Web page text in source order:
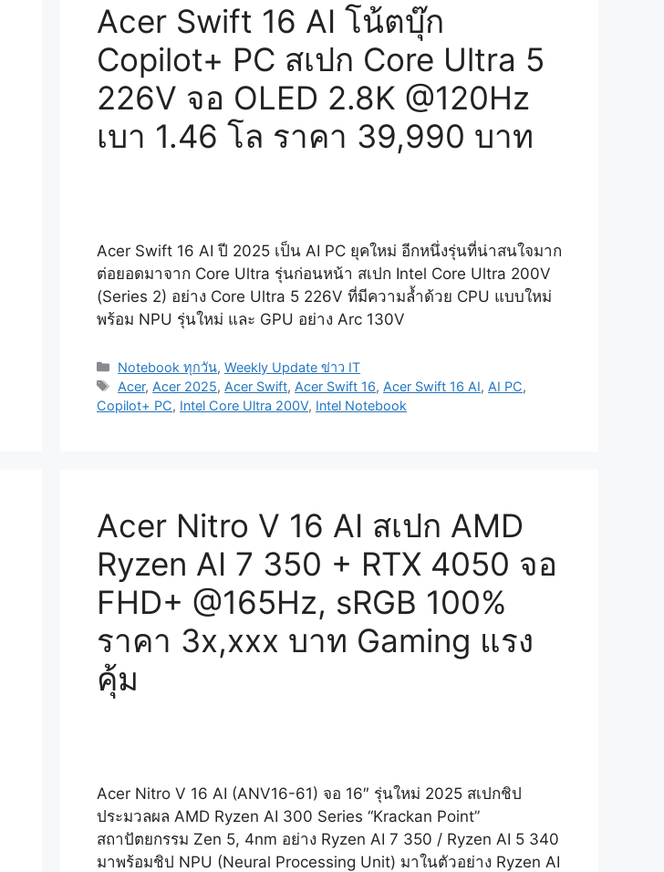
Acer Swift 16 AI โน้ตบุ๊ก
Copilot+ PC สเปก Core Ultra 5
226V จอ OLED 2.8K @120Hz
เบา 1.46 โล ราคา 39,990 บาท
Acer Swift 16 AI ปี 2025 เป็น AI PC ยุคใหม่ อีกหนึ่งรุ่นที่น่าสนใจมาก
ต่อยอดมาจาก Core Ultra รุ่นก่อนหน้า สเปก Intel Core Ultra 200V
(Series 2) อย่าง Core Ultra 5 226V ที่มีความล้ำด้วย CPU แบบใหม่
พร้อม NPU รุ่นใหม่ และ GPU อย่าง Arc 130V
Categories
Notebook ทุกวัน,Weekly Update ข่าว IT
Tags
Acer, Acer 2025, Acer Swift, Acer Swift 16, Acer Swift 16 AI, AI PC,
Copilot+ PC, Intel Core Ultra 200V, Intel Notebook
Acer Nitro V 16 AI สเปก AMD
Ryzen AI 7 350 + RTX 4050 จอ
FHD+ @165Hz, sRGB 100%
ราคา 3x,xxx บาท Gaming แรง
คุ้ม
Acer Nitro V 16 AI (ANV16-61) จอ 16″ รุ่นใหม่ 2025 สเปกชิป
ประมวลผล AMD Ryzen AI 300 Series “Krackan Point”
สถาปัตยกรรม Zen 5, 4nm อย่าง Ryzen AI 7 350 / Ryzen AI 5 340
มาพร้อมชิป NPU (Neural Processing Unit) มาในตัวอย่าง Ryzen AI